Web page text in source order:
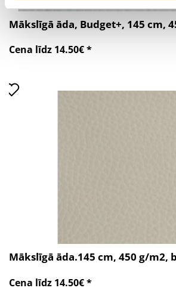
Mākslīgā āda, Budget+, 145 cm,
Cena līdz 14.50€ *
Mākslīgā āda.145 cm, 450 g/m2,
Cena līdz 14.50€ *